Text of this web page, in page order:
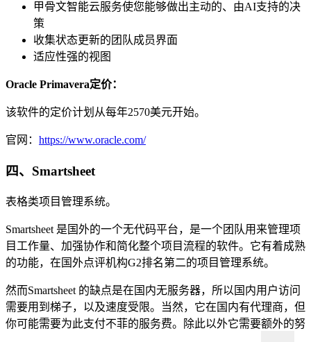
甲骨文智能云服务使您能够做出主动的、由AI支持的决
策
收集状态更新的团队成员界面
适应性强的视图
Oracle Primavera定价：
该软件的定价计划从每年2570美元开始。
官网： https://www.oracle.com/
四、Smartsheet
表格类项目管理系统。
Smartsheet 是国外的一个无代码平台，是一个团队用来管理项
目工作量、加强协作和简化整个项目流程的软件。它有着成熟
的功能，在国外点评机构G2排名第二的项目管理系统。
然而Smartsheet 的缺点是在国内无服务器，所以国内用户访问
需要用到梯子，以及速度受限。当然，它在国内有代理商，但
你可能需要为此支付不菲的服务费。除此以外它需要额外的努